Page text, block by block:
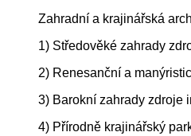
Zahradní a krajinářská
1) Středověké zahrady
2) Renesanční a
3) Barokní zahrady zdroje
4) Přírodně krajinářský